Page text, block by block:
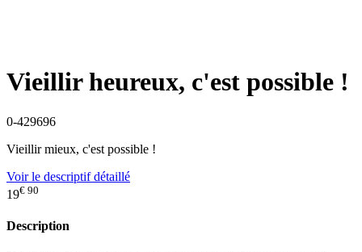
Vieillir heureux, c'est possible !
0-429696
Vieillir mieux, c'est possible !
Voir le descriptif détaillé
19€ 90
Description